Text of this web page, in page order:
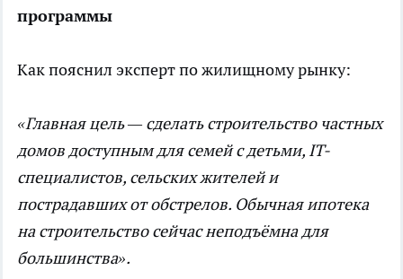
программы
Как пояснил эксперт по жилищному рынку:
«Главная цель — сделать строительство частных
домов доступным для семей с детьми, IT-
специалистов, сельских жителей и
пострадавших от обстрелов. Обычная ипотека
на строительство сейчас неподъёмна для
большинства».